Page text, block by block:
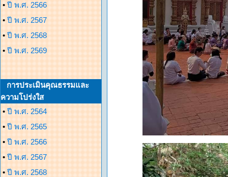
• ปี พ.ศ. 2566
• ปี พ.ศ. 2567
• ปี พ.ศ. 2568
• ปี พ.ศ. 2569
การประเมินคุณธรรมและ
ความโปร่งใส
• ปี พ.ศ. 2564
• ปี พ.ศ. 2565
• ปี พ.ศ. 2566
• ปี พ.ศ. 2567
• ปี พ.ศ. 2568